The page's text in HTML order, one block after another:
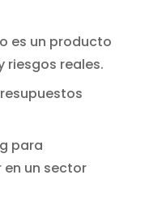
es un producto
riesgos reales.
para
un sector